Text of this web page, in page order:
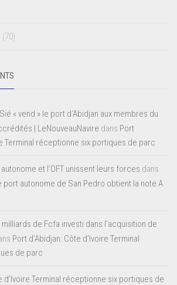
(70)
« vend » le port d'Abidjan aux membres du
| LeNouveauNavire dans Port
Terminal réceptionne six portiques de parc
et l’OFT unissent leurs forces dans
port autonome de San Pedro obtient la note A
milliards de Fcfa investi dans l’acquisition de
Port d’Abidjan: Côte d’Ivoire Terminal
de parc
d’Ivoire Terminal réceptionne six portiques de